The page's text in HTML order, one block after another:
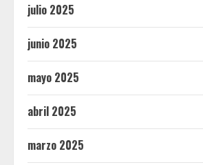
julio 2025
junio 2025
mayo 2025
abril 2025
marzo 2025